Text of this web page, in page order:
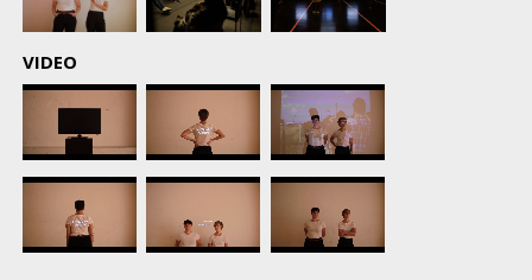
VIDEO